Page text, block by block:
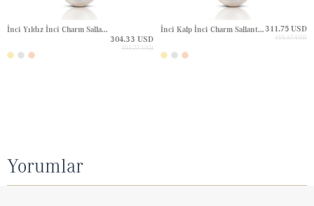
İnci Yıldız İnci Charm Sallantı Altın Kolye
304.33 USD
405.77 USD
İnci Kalp İnci Charm Sallantı Altın Kolye311.75 USD
415.67 USD
Yorumlar